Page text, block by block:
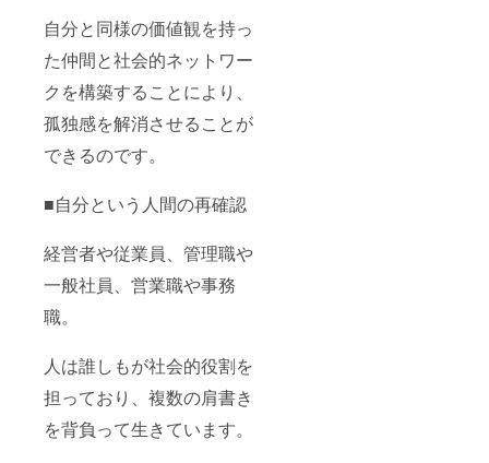
自分と同様の価値観を持っ
た仲間と社会的ネットワー
クを構築することにより、
孤独感を解消させることが
できるのです。
■自分という人間の再確認
経営者や従業員、管理職や
一般社員、営業職や事務
職。
人は誰しもが社会的役割を
担っており、複数の肩書き
を背負って生きています。